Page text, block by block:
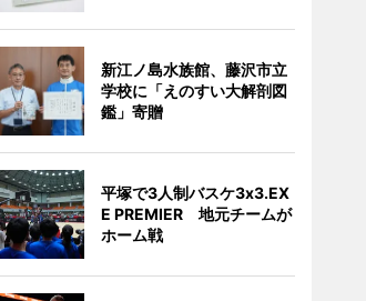
新江ノ島水族館、藤沢市立
学校に「えのすい大解剖図
鑑」寄贈
平塚で3人制バスケ3x3.EX
E PREMIER 地元チームが
ホーム戦